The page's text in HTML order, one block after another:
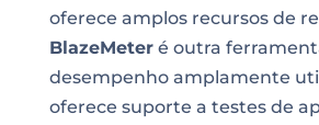
oferece amplos recursos de
BlazeMeteré outra
desempenho amplamente
oferece suporte a testes de